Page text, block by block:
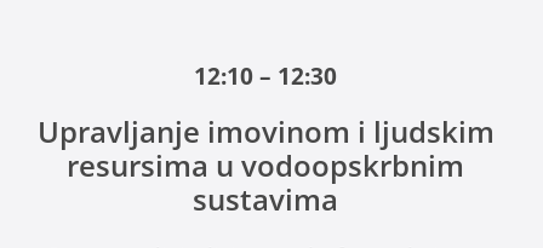
12:10 – 12:30
Upravljanje imovinom i ljudskim
resursima u vodoopskrbnim
sustavima